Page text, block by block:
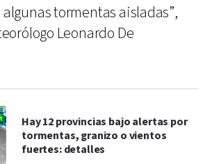
tormentas aisladas”,
Leonardo De
Hay 12 provincias bajo alertas por
tormentas, granizo o vientos
fuertes: detalles